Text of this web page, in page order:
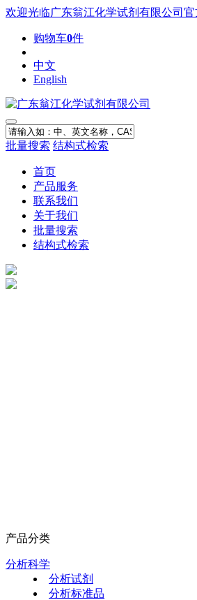
欢迎光临广东翁江化学试剂有限公司官
购物车0件
中文
English
批量搜索 结构式检索
首页
产品服务
联系我们
关于我们
批量搜索
结构式检索
产品分类
分析科学
分析试剂
分析标准品